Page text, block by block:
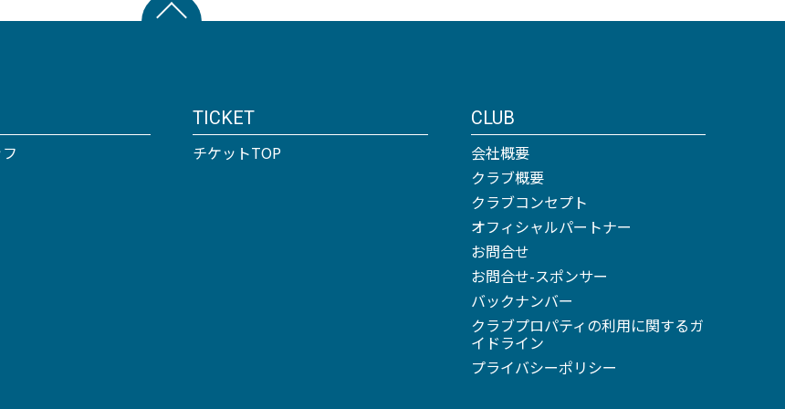
TICKET
チケットTOP
CLUB
会社概要
クラブ概要
クラブコンセプト
オフィシャルパートナー
お問合せ
お問合せ-スポンサー
バックナンバー
クラブプロパティの利用に関するガ
イドライン
プライバシーポリシー